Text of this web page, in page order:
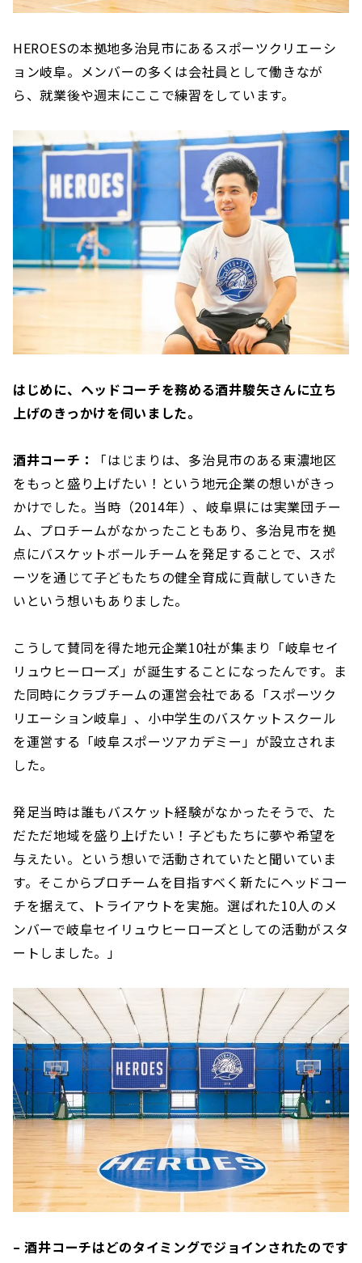
HEROESの本拠地多治見市にあるスポーツクリエーシ
ョン岐阜。メンバーの多くは会社員として働きなが
ら、就業後や週末にここで練習をしています。
はじめに、ヘッドコーチを務める酒井駿矢さんに立ち
上げのきっかけを伺いました。
酒井コーチ：
「はじまりは、多治見市のある東濃地区
をもっと盛り上げたい！という地元企業の想いがきっ
かけでした。当時（2014年）、岐阜県には実業団チー
ム、プロチームがなかったこともあり、多治見市を拠
点にバスケットボールチームを発足することで、スポ
ーツを通じて子どもたちの健全育成に貢献していきた
いという想いもありました。
こうして賛同を得た地元企業10社が集まり「岐阜セイ
リュウヒーローズ」が誕生することになったんです。ま
た同時にクラブチームの運営会社である「スポーツク
リエーション岐阜」、小中学生のバスケットスクール
を運営する「岐阜スポーツアカデミー」が設立されま
した。
発足当時は誰もバスケット経験がなかったそうで、た
だただ地域を盛り上げたい！子どもたちに夢や希望を
与えたい。という想いで活動されていたと聞いていま
す。そこからプロチームを目指すべく新たにヘッドコー
チを据えて、トライアウトを実施。選ばれた10人のメ
ンバーで岐阜セイリュウヒーローズとしての活動がスタ
ートしました。」
– 酒井コーチはどのタイミングでジョインされたのです